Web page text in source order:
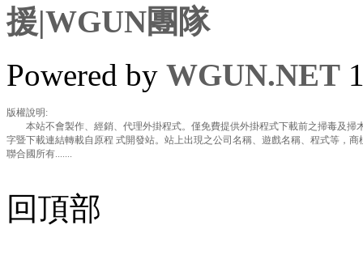
援|WGUN團隊
Powered by WGUN.NET
版權說明:
本站不會製作、經銷、代理外掛程式。僅免費提供外掛程式下載前之掃毒及掃
字暨下載連結轉載自原程 式開發站。站上出現之公司名稱、遊戲名稱、程式等，
聯合國所有.......
回頂部